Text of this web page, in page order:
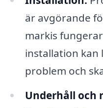
är avgörande
markis
installation kan
problem och
Underhåll och